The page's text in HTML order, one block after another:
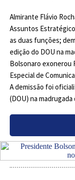
Almirante Flávio
Assuntos
as duas funções;
edição do DOU na
Bolsonaro exonerou
Especial de
A demissão foi
(DOU) na